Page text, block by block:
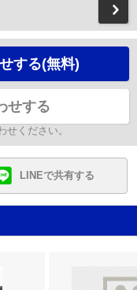
する(無料)
せする
ください。
LINEで共有する